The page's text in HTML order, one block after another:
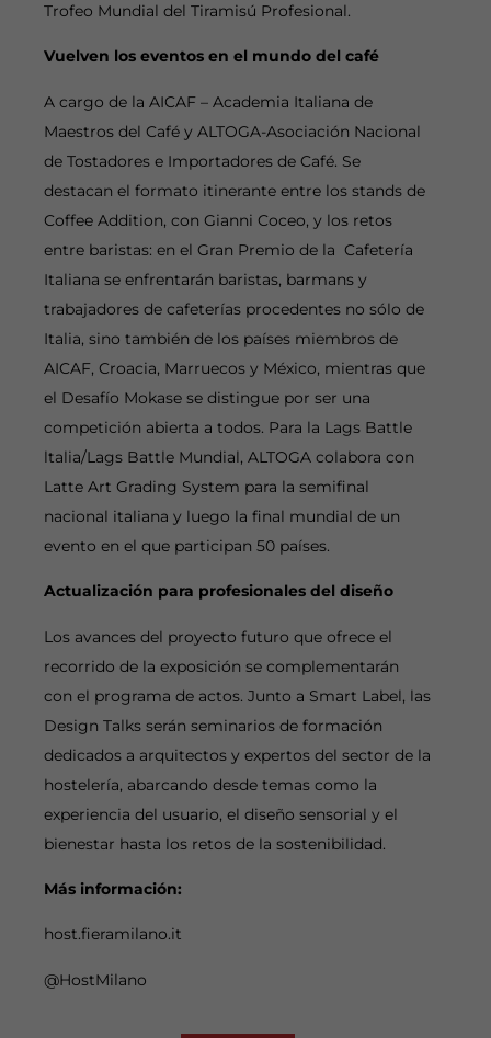
Trofeo Mundial del Tiramisú Profesional.
Vuelven los eventos en el mundo del café
A cargo de la AICAF – Academia Italiana de
Maestros del Café y ALTOGA-Asociación Nacional
de Tostadores e Importadores de Café. Se
destacan el formato itinerante entre los stands de
Coffee Addition, con Gianni Coceo, y los retos
entre baristas: en el Gran Premio de la Cafetería
Italiana se enfrentarán baristas, barmans y
trabajadores de cafeterías procedentes no sólo de
Italia, sino también de los países miembros de
AICAF, Croacia, Marruecos y México, mientras que
el Desafío Mokase se distingue por ser una
competición abierta a todos. Para la Lags Battle
ltalia/Lags Battle Mundial, ALTOGA colabora con
Latte Art Grading System para la semifinal
nacional italiana y luego la final mundial de un
evento en el que participan 50 países.
Actualización para profesionales del diseño
Los avances del proyecto futuro que ofrece el
recorrido de la exposición se complementarán
con el programa de actos. Junto a Smart Label, las
Design Talks serán seminarios de formación
dedicados a arquitectos y expertos del sector de la
hostelería, abarcando desde temas como la
experiencia del usuario, el diseño sensorial y el
bienestar hasta los retos de la sostenibilidad.
Más información:
host.fieramilano.it
@HostMilano